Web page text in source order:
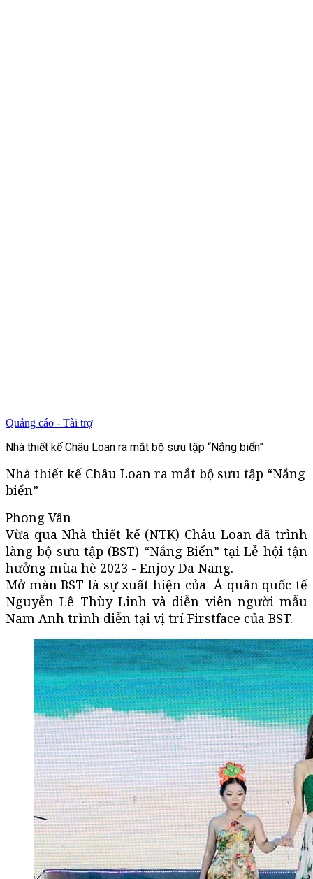
Quảng cáo - Tài trợ
Nhà thiết kế Châu Loan ra mắt bộ sưu tập “Nắng biển”
Nhà thiết kế Châu Loan ra mắt bộ sưu tập “Nắng
biển”
Phong Vân
Vừa qua Nhà thiết kế (NTK) Châu Loan đã trình
làng bộ sưu tập (BST) “Nắng Biển” tại Lễ hội tận
hưởng mùa hè 2023 - Enjoy Da Nang.
Mở màn BST là sự xuất hiện của Á quân quốc tế
Nguyễn Lê Thùy Linh và diễn viên người mẫu
Nam Anh trình diễn tại vị trí Firstface của BST.